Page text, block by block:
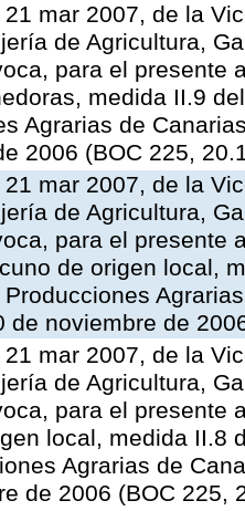
mar 2007, de la
de Agricultura,
para el presente
medida II.9
Agrarias de
2006 (BOC 225,
mar 2007, de la
de Agricultura,
para el presente
de origen local,
de noviembre de
mar 2007, de la
de Agricultura,
para el presente
local, medida II.8
Agrarias de
de 2006 (BOC 225,